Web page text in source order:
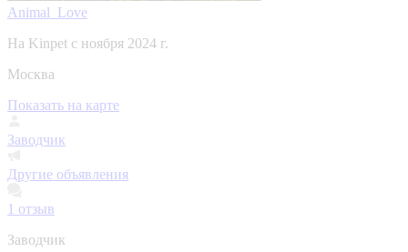
Animal_Love
На Kinpet c ноября 2024 г.
Москва
Показать на карте
Заводчик
Другие объявления
1 отзыв
Заводчик